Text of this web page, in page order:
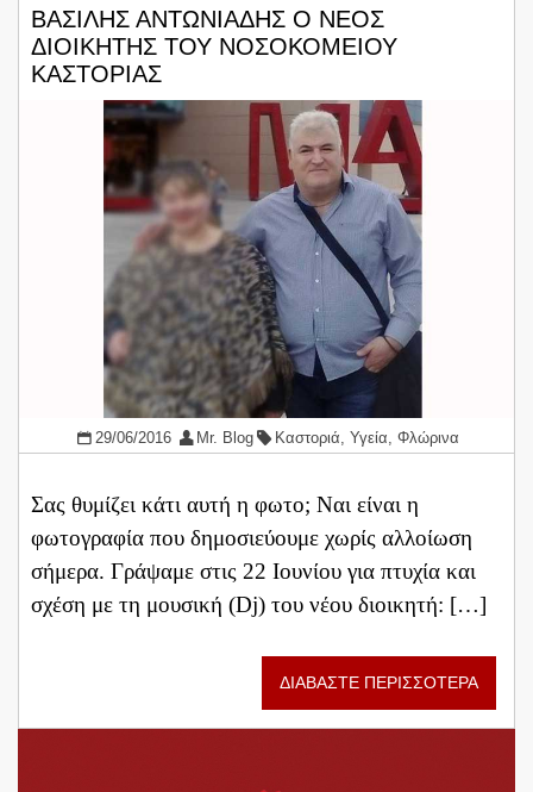
ΒΑΣΙΛΗΣ ΑΝΤΩΝΙΑΔΗΣ Ο ΝΕΟΣ
ΔΙΟΙΚΗΤΗΣ ΤΟΥ ΝΟΣΟΚΟΜΕΙΟΥ
ΚΑΣΤΟΡΙΑΣ
29/06/2016 Mr. Blog Καστοριά ,Υγεία ,Φλώρινα
Σας θυμίζει κάτι αυτή η φωτο; Ναι είναι η
φωτογραφία που δημοσιεύουμε χωρίς αλλοίωση
σήμερα. Γράψαμε στις 22 Ιουνίου για πτυχία και
σχέση με τη μουσική (Dj) του νέου διοικητή: […]
ΔΙΑΒΑΣΤΕ ΠΕΡΙΣΣΟΤΕΡΑ